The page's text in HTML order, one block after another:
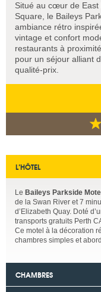
Situé au cœur de East
Square, le Baileys
ambiance rétro
vintage et confort
restaurants à
pour un séjour alliant
qualité-prix.
L’HÔTEL
Le Baileys Parkside Motel
de la Swan River et 7
d’Elizabeth Quay. Doté
transports gratuits Perth
Ce motel à la décoration
chambres simples et
CHAMBRES